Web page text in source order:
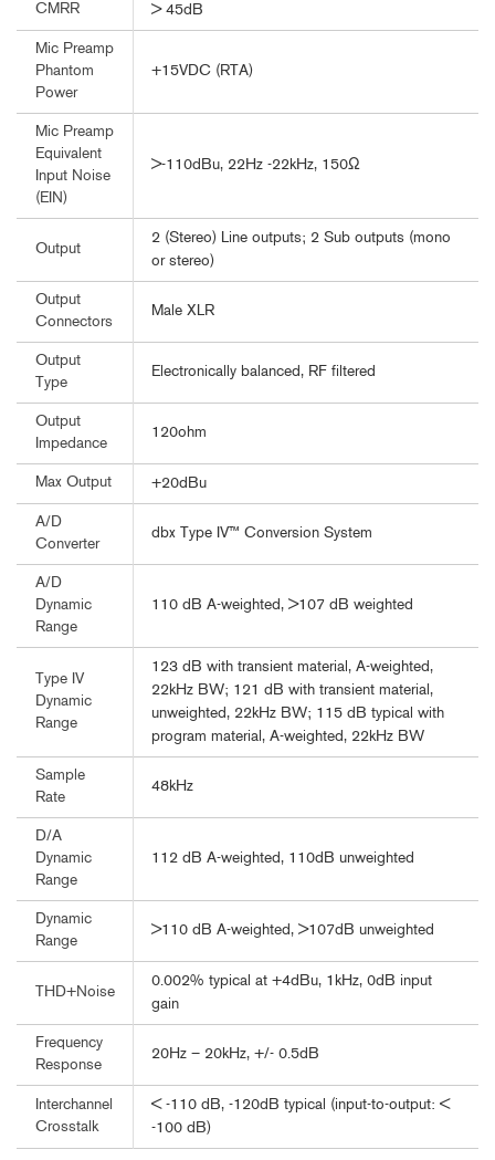
CMRR > 45dB
Mic Preamp
Phantom
Power
+15VDC (RTA)
Mic Preamp
Equivalent
Input Noise
(EIN)
>-110dBu, 22Hz -22kHz, 150Ω
Output
2 (Stereo) Line outputs; 2 Sub outputs (mono
or stereo)
Output
Connectors
Male XLR
Output
Type
Electronically balanced, RF filtered
Output
Impedance
120ohm
Max Output +20dBu
A/D
Converter
dbx Type IV™ Conversion System
A/D
Dynamic
Range
110 dB A-weighted, >107 dB weighted
Type IV
Dynamic
Range
123 dB with transient material, A-weighted,
22kHz BW; 121 dB with transient material,
unweighted, 22kHz BW; 115 dB typical with
program material, A-weighted, 22kHz BW
Sample
Rate
48kHz
D/A
Dynamic
Range
112 dB A-weighted, 110dB unweighted
Dynamic
Range
>110 dB A-weighted, >107dB unweighted
THD+Noise
0.002% typical at +4dBu, 1kHz, 0dB input
gain
Frequency
Response
20Hz – 20kHz, +/- 0.5dB
Interchannel
Crosstalk
< -110 dB, -120dB typical (input-to-output: <
-100 dB)